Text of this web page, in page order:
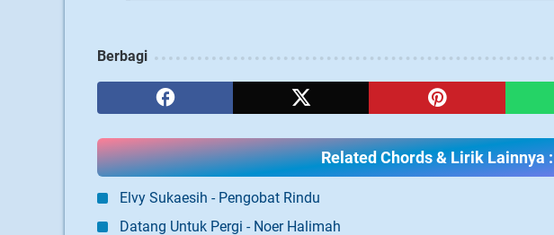
Berbagi
Related Chords & Lirik Lainnya :
Elvy Sukaesih - Pengobat Rindu
Datang Untuk Pergi - Noer Halimah